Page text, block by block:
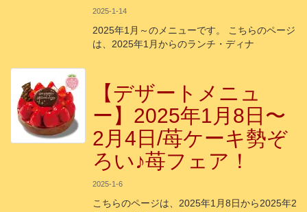
2025-1-14
2025年1月～のメニューです。 こちらのページ
は、2025年1月からのランチ・ディナ
【デザートメニュ
ー】2025年1月8日〜
2月4日/苺ケーキ勢ぞ
ろい♪苺フェア！
2025-1-6
こちらのページは、2025年1月8日から2025年2